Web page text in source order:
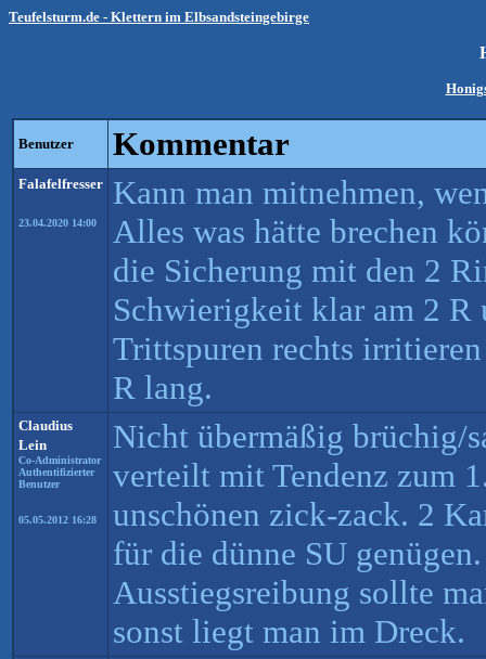
Teufelsturm.de - Klettern im Elbsandsteingebirge
Benutzer Kommentar
Falafelfresser
23.04.2020 14:00
Kann man mitnehmen,
Alles was hätte brechen
die Sicherung mit den 2
Schwierigkeit klar am 2 R
Trittspuren rechts
R lang.
Claudius
Lein
Co-Administrator
Authentifizierter
Benutzer
05.05.2012 16:28
Nicht übermäßig brüchig/
verteilt mit Tendenz zum
unschönen zick-zack. 2
für die dünne SU
Ausstiegsreibung sollte
sonst liegt man im Dreck.